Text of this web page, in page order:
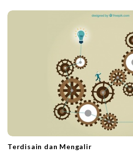
Terdisain dan Mengalir